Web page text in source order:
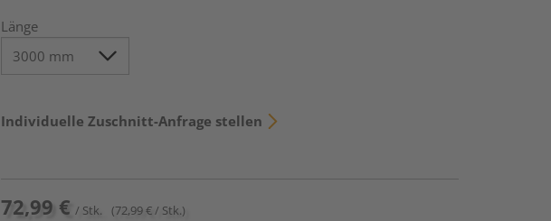
Länge
Individuelle Zuschnitt-Anfrage stellen
72,99 € / Stk. (72,99 € / Stk.)